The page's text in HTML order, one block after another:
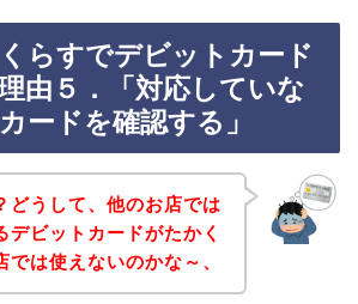
らすでデビットカード
由５．「対応していな
ードを確認する」
どうして、他のお店では
デビットカードがたかく
では使えないのかな～、